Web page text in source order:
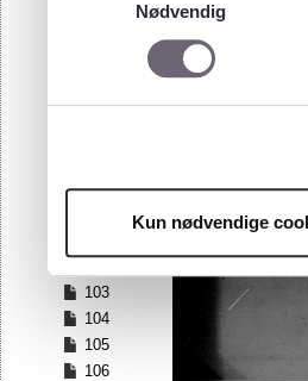
Nødvendig
Kun nødvendige
96
99
103
104
105
106